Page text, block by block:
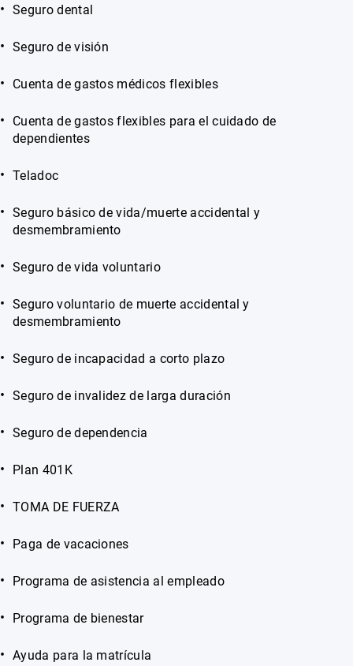
Seguro dental
Seguro de visión
Cuenta de gastos médicos flexibles
Cuenta de gastos flexibles para el cuidado de
dependientes
Teladoc
Seguro básico de vida/muerte accidental y
desmembramiento
Seguro de vida voluntario
Seguro voluntario de muerte accidental y
desmembramiento
Seguro de incapacidad a corto plazo
Seguro de invalidez de larga duración
Seguro de dependencia
Plan 401K
TOMA DE FUERZA
Paga de vacaciones
Programa de asistencia al empleado
Programa de bienestar
Ayuda para la matrícula